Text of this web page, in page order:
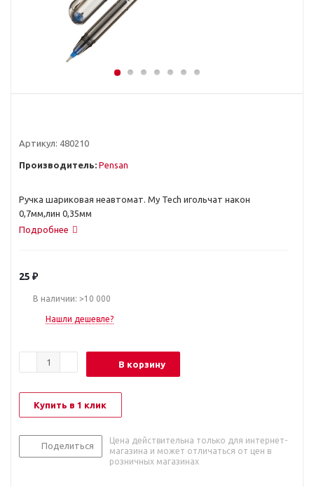
Артикул: 480210
Производитель: Pensan
Ручка шариковая неавтомат. My Tech игольчат након
0,7мм,лин 0,35мм
Подробнее
25 ₽
В наличии: >10 000
Нашли дешевле?
В корзину
Купить в 1 клик
Поделиться
Цена действительна только для интернет-
магазина и может отличаться от цен в
розничных магазинах